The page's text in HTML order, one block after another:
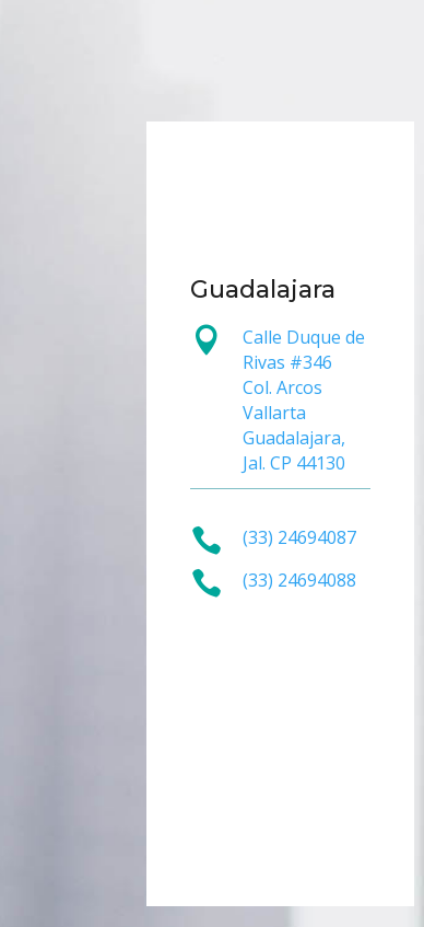
Guadalajara

Calle Duque de
Rivas #346
Col. Arcos
Vallarta
Guadalajara,
Jal. CP 44130
 (33) 24694087
 (33) 24694088